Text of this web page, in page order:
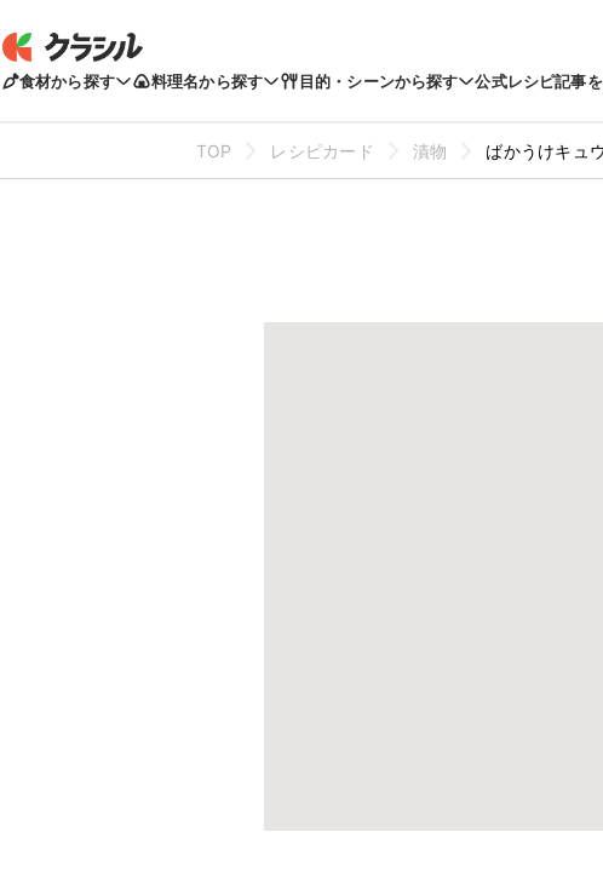
食材から探す 料理名から探す 目的・シーンから探す 公式レシピ記事
TOP レシピカード 漬物 ばかうけキュ